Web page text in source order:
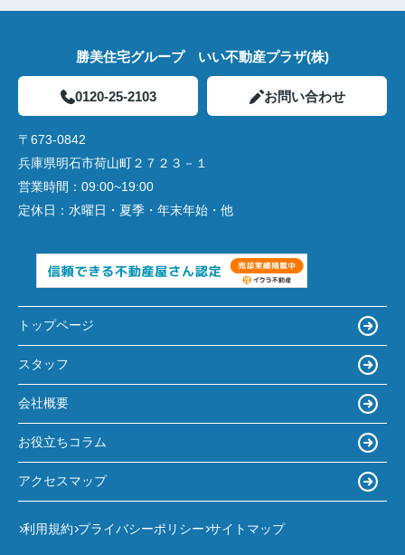
勝美住宅グループ いい不動産プラザ(株)
0120-25-2103 お問い合わせ
〒673-0842
兵庫県明石市荷山町２７２３－１
営業時間： 09:00~19:00
定休日： 水曜日・夏季・年末年始・他
トップページ
スタッフ
会社概要
お役立ちコラム
アクセスマップ
利用規約 プライバシーポリシー サイトマップ